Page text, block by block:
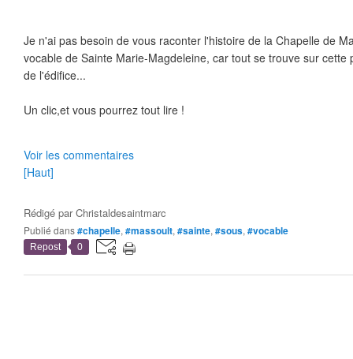
Je n'ai pas besoin de vous raconter l'histoire de la Chapelle de
vocable de Sainte Marie-Magdeleine, car tout se trouve sur cette
de l'édifice...
Un clic,et vous pourrez tout lire !
Voir les commentaires
[Haut]
Rédigé parChristaldesaintmarc
Publié dans#chapelle, #massoult, #sainte, #sous, #vocable
Repost 0